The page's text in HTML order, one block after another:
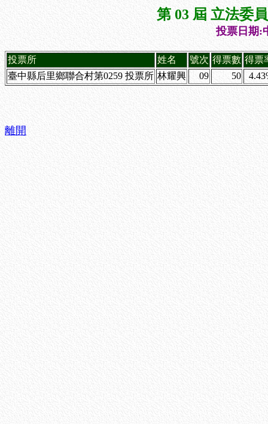
第 03 屆 立法委
投票日期:
投票所 姓名 號次 得票數 得票
臺中縣后里鄉聯合村第0259 投票所 林耀興 09 50
離開